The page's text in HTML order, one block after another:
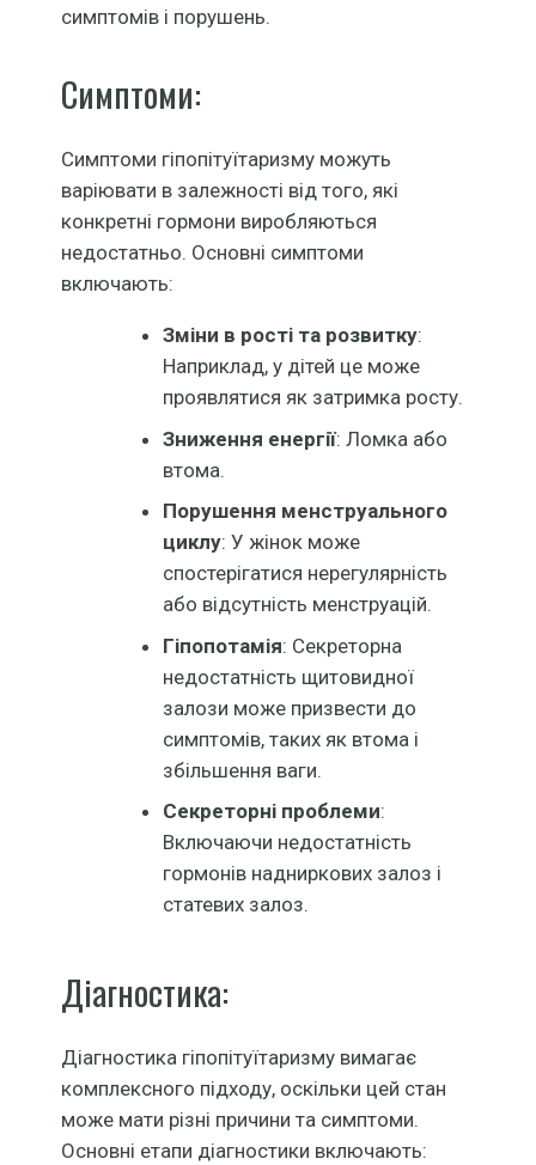
симптомів і порушень.
Симптоми:
Симптоми гіпопітуїтаризму можуть
варіювати в залежності від того, які
конкретні гормони виробляються
недостатньо. Основні симптоми
включають:
Зміни в рості та розвитку:
Наприклад, у дітей це може
проявлятися як затримка росту.
Зниження енергії: Ломка або
втома.
Порушення менструального
циклу: У жінок може
спостерігатися нерегулярність
або відсутність менструацій.
Гіпопотамія: Секреторна
недостатність щитовидної
залози може призвести до
симптомів, таких як втома і
збільшення ваги.
Секреторні проблеми:
Включаючи недостатність
гормонів надниркових залоз і
статевих залоз.
Діагностика:
Діагностика гіпопітуїтаризму вимагає
комплексного підходу, оскільки цей стан
може мати різні причини та симптоми.
Основні етапи діагностики включають: